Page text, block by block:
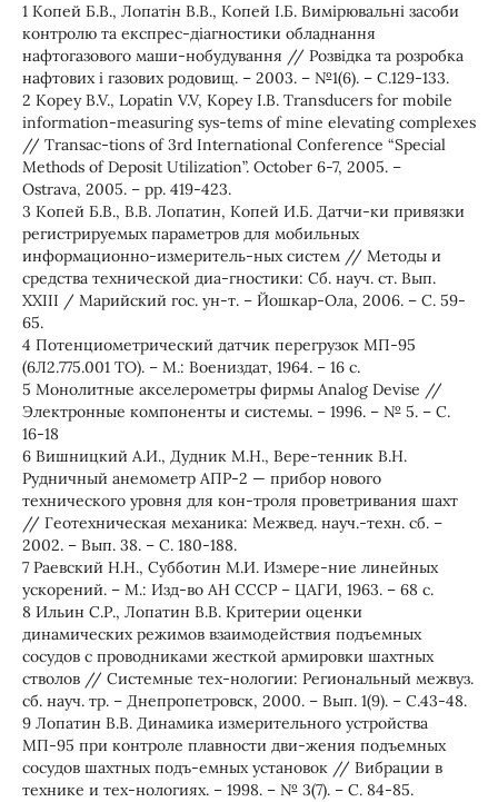
1 Копей Б.В., Лопатін В.В., Копей І.Б. Вимірювальні засоби
контролю та експрес-діагностики обладнання
нафтогазового маши-нобудування // Розвідка та розробка
нафтових і газових родовищ. – 2003. – №1(6). – C.129-133.
2 Kopey B.V., Lopatin V.V, Kopey I.B. Transducers for mobile
information-measuring sys-tems of mine elevating complexes
// Тransac-tions of 3rd International Conference “Special
Methods of Deposit Utilization”. October 6-7, 2005. –
Ostrava, 2005. – pp. 419-423.
3 Копей Б.В., В.В. Лопатин, Копей И.Б. Датчи-ки привязки
регистрируемых параметров для мобильных
информационно-измеритель-ных систем // Методы и
средства технической диа-гностики: Сб. науч. ст. Вып.
ХХІІІ / Марийский гос. ун-т. – Йошкар-Ола, 2006. – С. 59-
65.
4 Потенциометрический датчик перегрузок МП-95
(6Л2.775.001 ТО). – М.: Воениздат, 1964. – 16 с.
5 Монолитные акселерометры фирмы Analog Devise //
Электронные компоненты и системы. – 1996. – № 5. – С.
16-18
6 Вишницкий А.И., Дудник М.Н., Вере-тенник В.Н.
Рудничный анемометр АПР-2 — прибор нового
технического уровня для кон-троля проветривания шахт
// Геотехническая механика: Межвед. науч.-техн. сб. –
2002. – Вып. 38. – С. 180-188.
7 Раевский Н.Н., Субботин М.И. Измере-ние линейных
ускорений. – М.: Изд-во АН СССР – ЦАГИ, 1963. – 68 с.
8 Ильин С.Р., Лопатин В.В. Критерии оценки
динамических режимов взаимодействия подъемных
сосудов с проводниками жесткой армировки шахтных
стволов // Системные тех-нологии: Региональный межвуз.
сб. науч. тр. – Днепропетровск, 2000. – Вып. 1(9). – С.43-48.
9 Лопатин В.В. Динамика измерительного устройства
МП-95 при контроле плавности дви-жения подъемных
сосудов шахтных подъ-емных установок // Вибрации в
технике и тех-нологиях. – 1998. – № 3(7). – С. 84-85.